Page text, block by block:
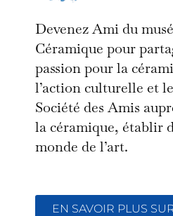
Devenez Ami du
Céramique pour
passion pour la
l’action culturelle et
Société des Amis
la céramique, établir
monde de l’art.
EN SAVOIR PLUS